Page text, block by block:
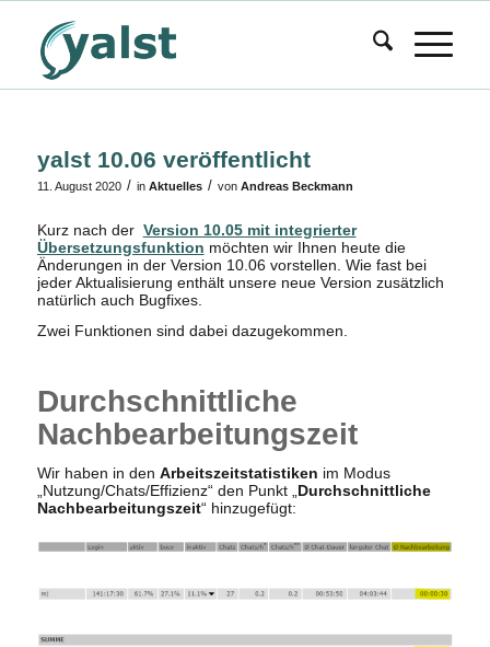
yalst 10.06 veröffentlicht
11. August 2020 / in Aktuelles / von Andreas Beckmann
Kurz nach der Version 10.05 mit integrierter
Übersetzungsfunktion möchten wir Ihnen heute die
Änderungen in der Version 10.06 vorstellen. Wie fast bei
jeder Aktualisierung enthält unsere neue Version zusätzlich
natürlich auch Bugfixes.
Zwei Funktionen sind dabei dazugekommen.
Durchschnittliche
Nachbearbeitungszeit
Wir haben in den Arbeitszeitstatistiken im Modus
„Nutzung/Chats/Effizienz“ den Punkt „ Durchschnittliche
Nachbearbeitungszeit“ hinzugefügt: